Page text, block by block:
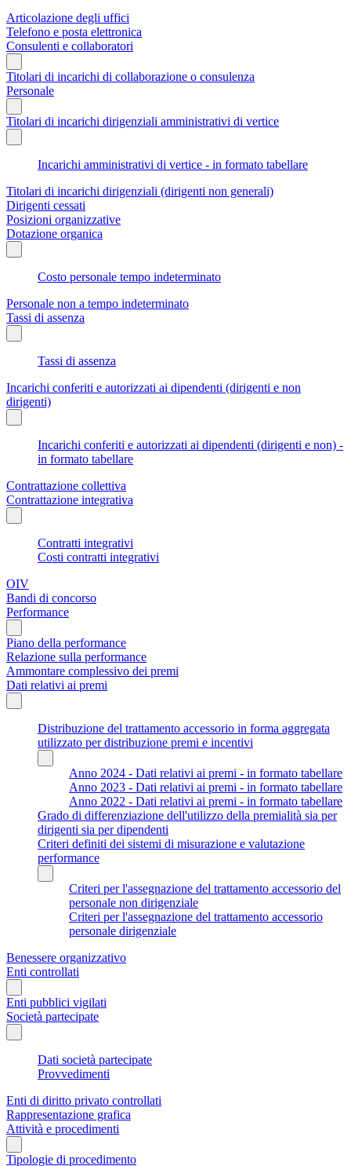
Articolazione degli uffici
Telefono e posta elettronica
Consulenti e collaboratori
Titolari di incarichi di collaborazione o consulenza
Personale
Titolari di incarichi dirigenziali amministrativi di vertice
Incarichi amministrativi di vertice - in formato tabellare
Titolari di incarichi dirigenziali (dirigenti non generali)
Dirigenti cessati
Posizioni organizzative
Dotazione organica
Costo personale tempo indeterminato
Personale non a tempo indeterminato
Tassi di assenza
Tassi di assenza
Incarichi conferiti e autorizzati ai dipendenti (dirigenti e non
dirigenti)
Incarichi conferiti e autorizzati ai dipendenti (dirigenti e non) -
in formato tabellare
Contrattazione collettiva
Contrattazione integrativa
Contratti integrativi
Costi contratti integrativi
OIV
Bandi di concorso
Performance
Piano della performance
Relazione sulla performance
Ammontare complessivo dei premi
Dati relativi ai premi
Distribuzione del trattamento accessorio in forma aggregata
utilizzato per distribuzione premi e incentivi
Anno 2024 - Dati relativi ai premi - in formato tabellare
Anno 2023 - Dati relativi ai premi - in formato tabellare
Anno 2022 - Dati relativi ai premi - in formato tabellare
Grado di differenziazione dell'utilizzo della premialità sia per
dirigenti sia per dipendenti
Criteri definiti dei sistemi di misurazione e valutazione
performance
Criteri per l'assegnazione del trattamento accessorio del
personale non dirigenziale
Criteri per l'assegnazione del trattamento accessorio
personale dirigenziale
Benessere organizzativo
Enti controllati
Enti pubblici vigilati
Società partecipate
Dati società partecipate
Provvedimenti
Enti di diritto privato controllati
Rappresentazione grafica
Attività e procedimenti
Tipologie di procedimento